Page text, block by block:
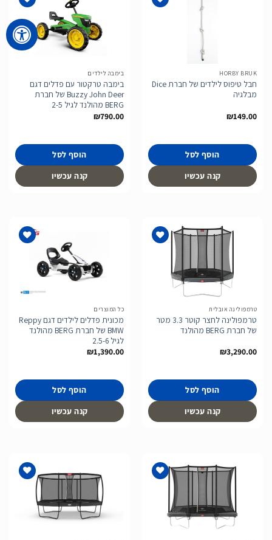
HORBY BRUK
חבל טיפוס לילדים של חברת Dice
מבלגיה
₪149.00
הוסף לסל
קנה עכשיו
הוסף
לרשימת
המשאלות
בימבה לילדים
בימבה טרקטור עם פדלים דגם
Buzzy John Deer של חברת
BERG מהולנד לגיל 2-5
₪790.00
הוסף לסל
קנה עכשיו
טרמפולינה אובלית
טרמפולינה לחצר קוטר 3.3 מטר
של חברת BERG מהולנד
₪3,290.00
הוסף לסל
קנה עכשיו
המשאלות
כל המוצרים
מכונית פדלים לילדים דגם Reppy
BMW של חברת BERG מהולנד
לגיל 2.5-6
₪1,390.00
הוסף לסל
קנה עכשיו